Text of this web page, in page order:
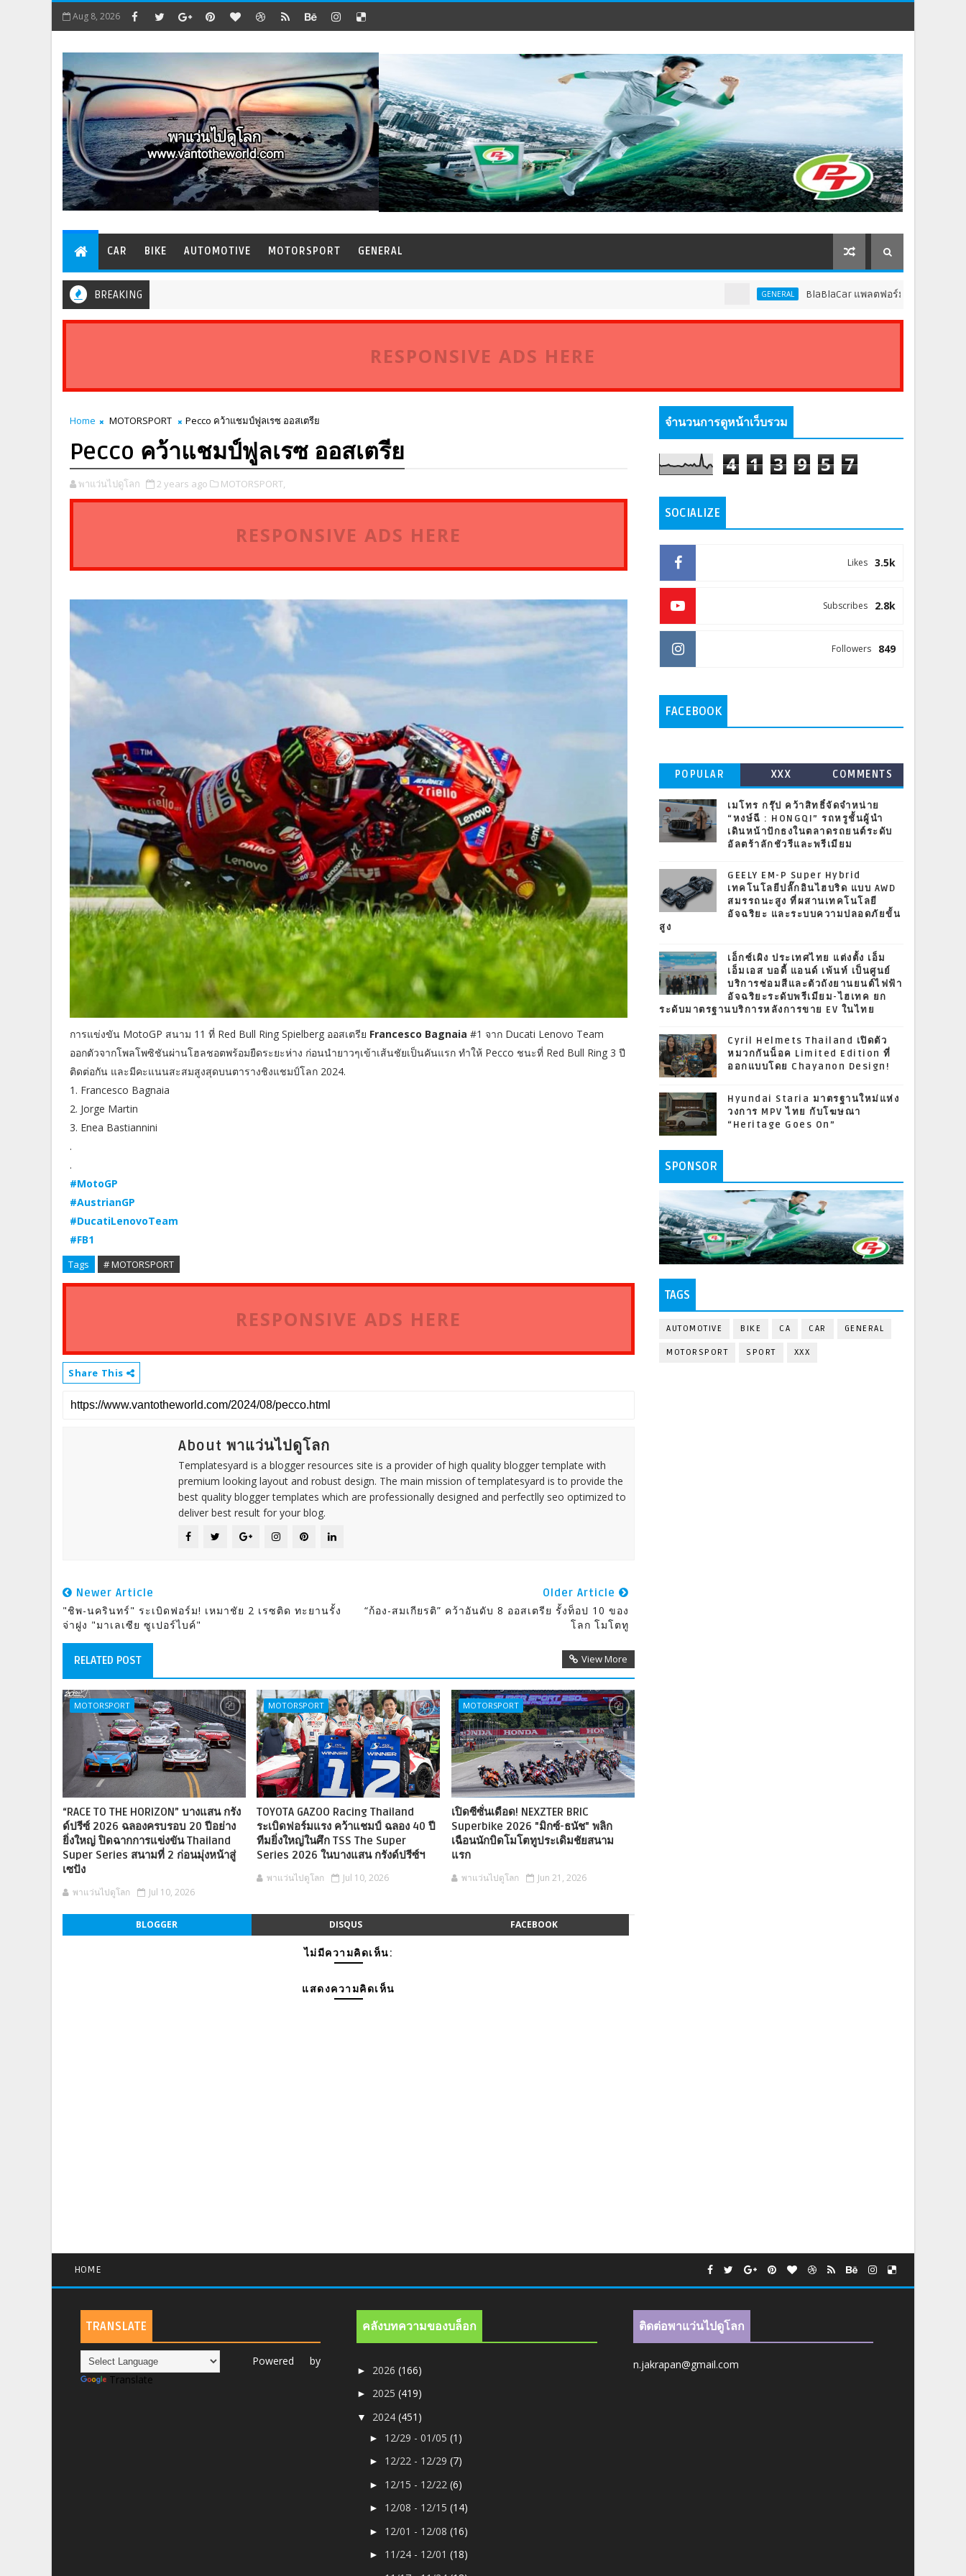
Aug 8, 2026
CAR BIKE AUTOMOTIVE MOTORSPORT GENERAL
BREAKING BlaBlaCar แพลตฟอร์มคาร์พูลชั้นนำระดับโลก
RESPONSIVE ADS HERE
Home MOTORSPORT Pecco คว้าแชมป์ฟูลเรซ ออสเตรีย
Pecco คว้าแชมป์ฟูลเรซ ออสเตรีย
พาแว่นไปดูโลก 2 years ago MOTORSPORT,
RESPONSIVE ADS HERE
การแข่งขัน MotoGP สนาม 11 ที่ Red Bull Ring Spielberg ออสเตรีย Francesco Bagnaia #1 จาก Ducati Lenovo Team
ออกตัวจากโพลโพซิชันผ่านโฮลชอตพร้อมยืดระยะห่าง ก่อนนำยาวๆเข้าเส้นชัยเป็นคันแรก ทำให้ Pecco ชนะที่ Red Bull Ring 3 ปี
ติดต่อกัน และมีคะแนนสะสมสูงสุดบนตารางชิงแชมป์โลก 2024.
1. Francesco Bagnaia
2. Jorge Martin
3. Enea Bastiannini
.
.
#MotoGP
#AustrianGP
#DucatiLenovoTeam
#FB1
Tags # MOTORSPORT
RESPONSIVE ADS HERE
Share This
About พาแว่นไปดูโลก
Templatesyard is a blogger resources site is a provider of high quality blogger template with
premium looking layout and robust design. The main mission of templatesyard is to provide the
best quality blogger templates which are professionally designed and perfectlly seo optimized to
deliver best result for your blog.
Newer Article
"ชิพ-นครินทร์" ระเบิดฟอร์ม! เหมาชัย 2 เรซติด ทะยานรั้ง
จ่าฝูง "มาเลเซีย ซูเปอร์ไบค์"
Older Article
“ก้อง-สมเกียรติ” คว้าอันดับ 8 ออสเตรีย รั้งท็อป 10 ของ
โลก โมโตทู
RELATED POST View More
MOTORSPORT
“RACE TO THE HORIZON” บางแสน กรัง
ด์ปรีซ์ 2026 ฉลองครบรอบ 20 ปีอย่าง
ยิ่งใหญ่ ปิดฉากการแข่งขัน Thailand
Super Series สนามที่ 2 ก่อนมุ่งหน้าสู่
เซปัง
พาแว่นไปดูโลก Jul 10, 2026
MOTORSPORT
TOYOTA GAZOO Racing Thailand
ระเบิดฟอร์มแรง คว้าแชมป์ ฉลอง 40 ปี
ทีมยิ่งใหญ่ในศึก TSS The Super
Series 2026 ในบางแสน กรังด์ปรีซ์ฯ
พาแว่นไปดูโลก Jul 10, 2026
MOTORSPORT
เปิดซีซั่นเดือด! NEXZTER BRIC
Superbike 2026 "มิกซ์-ธนัช" พลิก
เฉือนนักบิดโมโตทูประเดิมชัยสนาม
แรก
พาแว่นไปดูโลก Jun 21, 2026
BLOGGER DISQUS FACEBOOK
ไม่มีความคิดเห็น:
แสดงความคิดเห็น
จำนวนการดูหน้าเว็บรวม
4 1 3 9 5 7
SOCIALIZE
3.5k
Likes
2.8k
Subscribes
849
Followers
FACEBOOK
POPULAR XXX COMMENTS
เมโทร กรุ๊ป คว้าสิทธิ์จัดจำหน่าย
“หงษ์ฉี : HONGQI” รถหรูชั้นผู้นำ
เดินหน้าปักธงในตลาดรถยนต์ระดับ
อัลตร้าลักชัวรีและพรีเมียม
GEELY EM-P Super Hybrid
เทคโนโลยีปลั๊กอินไฮบริด แบบ AWD
สมรรถนะสูง ที่ผสานเทคโนโลยี
อัจฉริยะ และระบบความปลอดภัยขั้น
สูง
เอ็กซ์เผิง ประเทศไทย แต่งตั้ง เอ็ม
เอ็มเอส บอดี้ แอนด์ เพ้นท์ เป็นศูนย์
บริการซ่อมสีและตัวถังยานยนต์ไฟฟ้า
อัจฉริยะระดับพรีเมียม-ไฮเทค ยก
ระดับมาตรฐานบริการหลังการขาย EV ในไทย
Cyril Helmets Thailand เปิดตัว
หมวกกันน็อค Limited Edition ที่
ออกแบบโดย Chayanon Design!
Hyundai Staria มาตรฐานใหม่แห่ง
วงการ MPV ไทย กับโฆษณา
“Heritage Goes On”
SPONSOR
TAGS
AUTOMOTIVE BIKE CA CAR GENERAL
MOTORSPORT SPORT XXX
HOME
TRANSLATE
Powered by
Translate
คลังบทความของบล็อก
► 2026(166)
► 2025(419)
▼ 2024(451)
► 12/29 - 01/05(1)
► 12/22 - 12/29(7)
► 12/15 - 12/22(6)
► 12/08 - 12/15(14)
► 12/01 - 12/08(16)
► 11/24 - 12/01(18)
ติดต่อพาแว่นไปดูโลก
n.jakrapan@gmail.com